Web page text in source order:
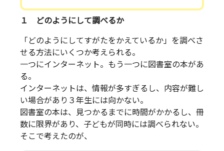
１ どのようにして調べるか
「どのようにしてすがたをかえているか」を調べさ
せる方法にいくつか考えられる。
一つにインターネット。もう一つに図書室の本があ
る。
インターネットは、情報が多すぎるし、内容が難し
い場合があり３年生には向かない。
図書室の本は、見つかるまでに時間がかかるし、冊
数に限界があり、子どもが同時には調べられない。
そこで考えたのが、